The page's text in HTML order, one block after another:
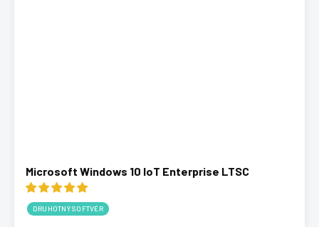
Microsoft Windows 10 IoT Enterprise LTSC
DRUHOTNÝ SOFTVÉR